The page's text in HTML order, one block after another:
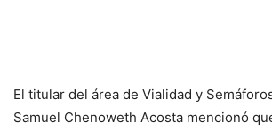
El titular del área de Vialidad y
Samuel Chenoweth Acosta mencionó